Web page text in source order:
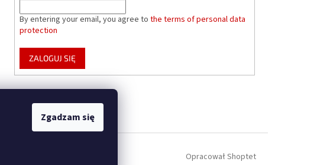
Zgadzam się
By entering your email, you agree tothe terms of personal data
protection
ZALOGUJ SIĘ
Opracował Shoptet